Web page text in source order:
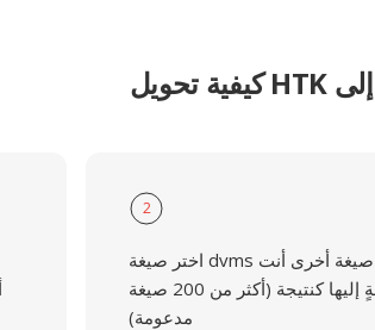
2
اختر صيغة dvms أو أية صيغة أخرى أنت
بحاجةٍ إليها كنتيجة (أكثر من 200 صيغة
مدعومة)